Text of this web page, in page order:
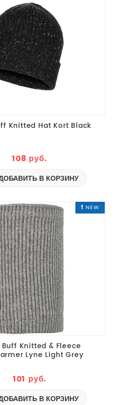
Knitted Hat Kort Black
108 руб.
В КОРЗИНУ
NEW
Knitted & Fleece
Lyne Light Grey
101 руб.
В КОРЗИНУ